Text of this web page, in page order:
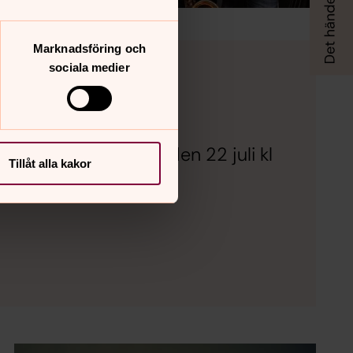
Marknadsföring och
sociala medier
Tillåt alla kakor
Onsdag den 22 juli kl